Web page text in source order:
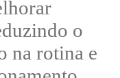
o
na rotina e